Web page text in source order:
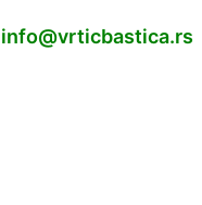
info@vrticbastica.rs